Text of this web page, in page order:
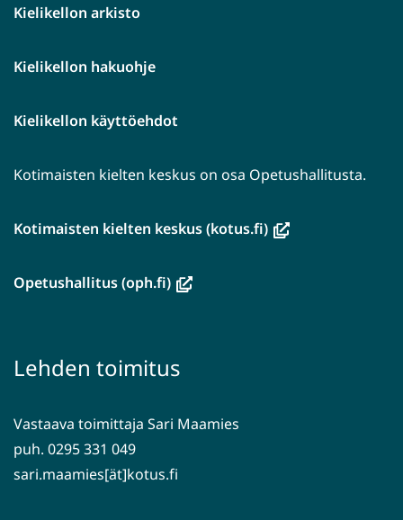
Kielikellon arkisto
Kielikellon hakuohje
Kielikellon käyttöehdot
Kotimaisten kielten keskus on osa Opetushallitusta.
Kotimaisten kielten keskus (kotus.fi)(avautuu
Opetushallitus (oph.fi)(avautuu
toiseen
Lehden toimitus
Vastaava toimittaja Sari Maamies
puh. 0295 331 049
sari.maamies[ät]kotus.fi